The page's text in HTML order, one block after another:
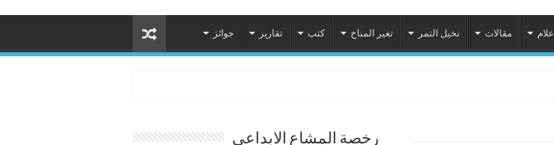
إعلام مقالات نخيل التمر تغير المناخ كتب تقارير جوائز
رخصة المشاع الابداعي